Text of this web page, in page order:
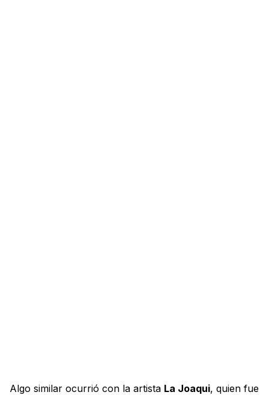
Algo similar ocurrió con la artista La Joaqui, quien fue